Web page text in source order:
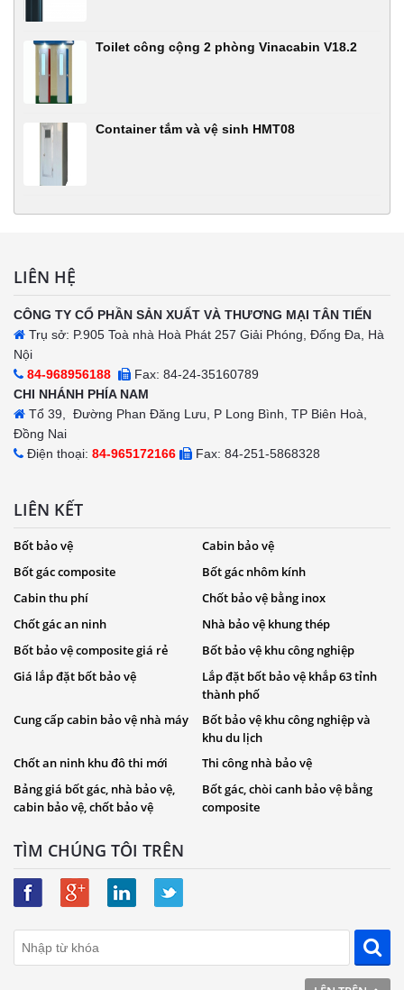
Toilet công cộng 2 phòng Vinacabin V18.2
Container tắm và vệ sinh HMT08
LIÊN HỆ
CÔNG TY CỔ PHẦN SẢN XUẤT VÀ THƯƠNG MẠI TÂN TIẾN
Trụ sở: P.905 Toà nhà Hoà Phát 257 Giải Phóng, Đống Đa, Hà
Nội
84-968956188
Fax: 84-24-35160789
CHI NHÁNH PHÍA NAM
Tổ 39, Đường Phan Đăng Lưu, P Long Bình, TP Biên Hoà,
Đồng Nai
Điện thoại: 84-965172166 Fax: 84-251-5868328
LIÊN KẾT
Bốt bảo vệ
Cabin bảo vệ
Bốt gác composite
Bốt gác nhôm kính
Cabin thu phí
Chốt bảo vệ bằng inox
Chốt gác an ninh
Nhà bảo vệ khung thép
Bốt bảo vệ composite giá rẻ
Bốt bảo vệ khu công nghiệp
Giá lắp đặt bốt bảo vệ
Lắp đặt bốt bảo vệ khắp 63 tỉnh
thành phố
Cung cấp cabin bảo vệ nhà máy Bốt bảo vệ khu công nghiệp và
khu du lịch
Chốt an ninh khu đô thi mới
Thi công nhà bảo vệ
Bảng giá bốt gác, nhà bảo vệ,
cabin bảo vệ, chốt bảo vệ
Bốt gác, chòi canh bảo vệ bằng
composite
TÌM CHÚNG TÔI TRÊN